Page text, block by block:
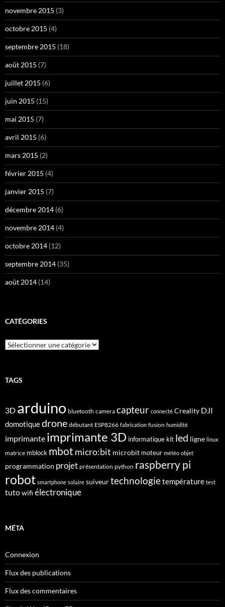
novembre 2015 (3)
octobre 2015 (4)
septembre 2015 (18)
août 2015 (7)
juillet 2015 (6)
juin 2015 (15)
mai 2015 (7)
avril 2015 (6)
mars 2015 (2)
février 2015 (4)
janvier 2015 (7)
décembre 2014 (6)
novembre 2014 (4)
octobre 2014 (12)
septembre 2014 (35)
août 2014 (14)
CATÉGORIES
Catégories
TAGS
3D arduino bluetooth camera capteur connecté Creality DJI
domotiquedrone débutant ESP8266 fabrication fusion humidité
imprimante imprimante 3D informatique kit led ligne linux
matrice mblock mbot micro:bit microbit moteur météo objet
programmation projet présentation python raspberry pi
robot smartphone solaire suiveurtechnologietempérature test
tutowifi électronique
MÉTA
Connexion
Flux des publications
Flux des commentaires